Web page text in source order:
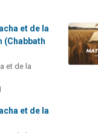
et de la
(Chabbath
et de la
et de la